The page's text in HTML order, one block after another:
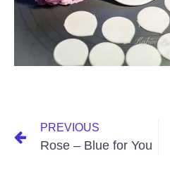
PREVIOUS
Rose – Blue for You